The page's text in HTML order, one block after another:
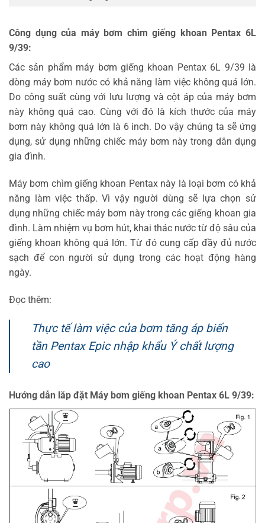
Công dụng của máy bơm chìm giếng khoan Pentax 6L
9/39:
Các sản phẩm máy bơm giếng khoan Pentax 6L 9/39 là
dòng máy bơm nước có khả năng làm việc không quá lớn.
Do công suất cùng với lưu lượng và cột áp của máy bơm
này không quá cao. Cùng với đó là kích thước của máy
bơm này không quá lớn là 6 inch. Do vậy chúng ta sẽ ứng
dụng, sử dụng những chiếc máy bơm này trong dân dụng
gia đình.
Máy bơm chìm giếng khoan Pentax này là loại bơm có khả
năng làm việc thấp. Vì vậy người dùng sẽ lựa chọn sử
dụng những chiếc máy bơm này trong các giếng khoan gia
đình. Làm nhiệm vụ bơm hút, khai thác nước từ độ sâu của
giếng khoan không quá lớn. Từ đó cung cấp đầy đủ nước
sạch để con người sử dụng trong các hoạt động hàng
ngày.
Đọc thêm:
Thực tế làm việc của bơm tăng áp biến
tần Pentax Epic nhập khẩu Ý chất lượng
cao
Hướng dẫn lắp đặt Máy bơm giếng khoan Pentax 6L 9/39: